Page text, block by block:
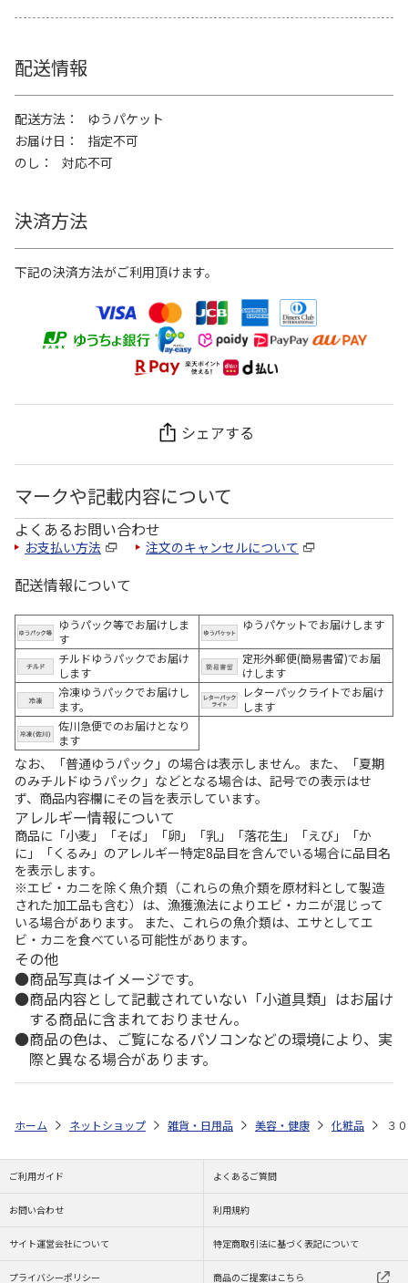
配送情報
配送方法
ゆうパケット
お届け日
指定不可
のし
対応不可
決済方法
下記の決済方法がご利用頂けます。
シェアする
マークや記載内容について
よくあるお問い合わせ
お支払い方法 注文のキャンセルについて
配送情報について
ゆうパック等でお届けしま
す
ゆうパケットでお届けします
チルドゆうパックでお届け
します
定形外郵便(簡易書留)でお届
けします
冷凍ゆうパックでお届けし
ます。
レターパックライトでお届け
します
佐川急便でのお届けとなり
ます
なお、「普通ゆうパック」の場合は表示しません。また、「夏期
のみチルドゆうパック」などとなる場合は、記号での表示はせ
ず、商品内容欄にその旨を表示しています。
アレルギー情報について
商品に「小麦」「そば」「卵」「乳」「落花生」「えび」「か
に」「くるみ」のアレルギー特定8品目を含んでいる場合に品目名
を表示します。
※エビ・カニを除く魚介類（これらの魚介類を原材料として製造
された加工品も含む）は、漁獲漁法によりエビ・カニが混じって
いる場合があります。 また、これらの魚介類は、エサとしてエ
ビ・カニを食べている可能性があります。
その他
商品写真はイメージです。
商品内容として記載されていない「小道具類」はお届け
する商品に含まれておりません。
商品の色は、ご覧になるパソコンなどの環境により、実
際と異なる場合があります。
ホーム ネットショップ 雑貨・日用品 美容・健康 化粧品 ３
ご利用ガイド よくあるご質問
お問い合わせ 利用規約
サイト運営会社について 特定商取引法に基づく表記について
プライバシーポリシー 商品のご提案はこちら